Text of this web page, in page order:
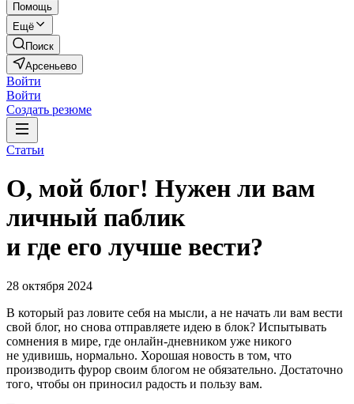
Помощь
Ещё
Поиск
Арсеньево
Войти
Войти
Создать резюме
Статьи
О, мой блог! Нужен ли вам
личный паблик
и где его лучше вести?
28 октября 2024
В который раз ловите себя на мысли, а не начать ли вам вести
свой блог, но снова отправляете идею в блок? Испытывать
сомнения в мире, где онлайн-дневником уже никого
не удивишь, нормально. Хорошая новость в том, что
производить фурор своим блогом не обязательно. Достаточно
того, чтобы он приносил радость и пользу вам.